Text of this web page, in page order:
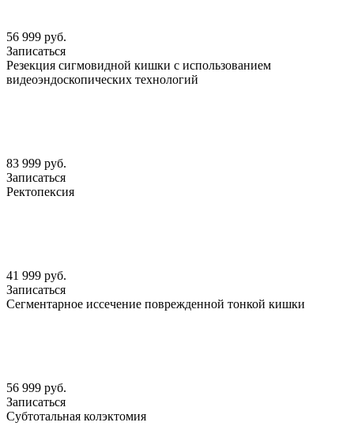
56 999 руб.
Записаться
Резекция сигмовидной кишки с использованием
видеоэндоскопических технологий
83 999 руб.
Записаться
Ректопексия
41 999 руб.
Записаться
Сегментарное иссечение поврежденной тонкой кишки
56 999 руб.
Записаться
Субтотальная колэктомия